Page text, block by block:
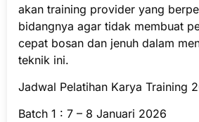
akan training provider yang
bidangnya agar tidak membuat
cepat bosan dan jenuh dalam
teknik ini.
Jadwal Pelatihan Karya Training
Batch 1 : 7 – 8 Januari 2026